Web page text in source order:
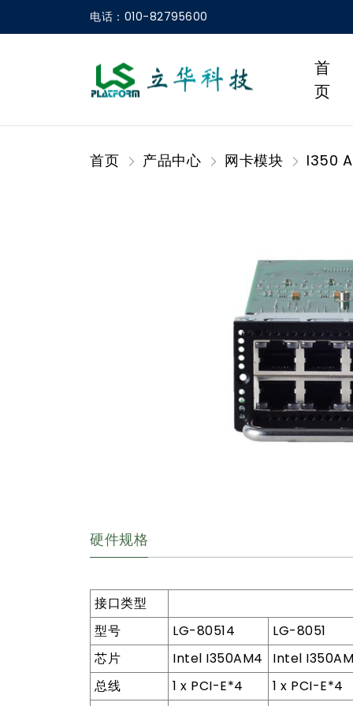
电话：010-82795600
首
页
首页 产品中心 网卡模块 I350
硬件规格
接口类型
型号
LG-80514
LG-8051
芯片
Intel I350AM4
Intel
总线
1 x PCI-E*4
1 x PCI-E*4